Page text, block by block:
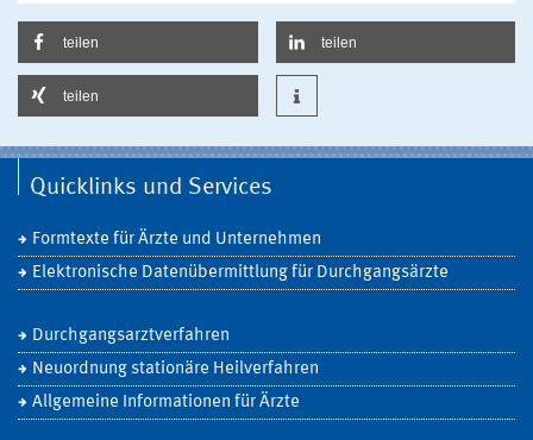
teilen teilen
teilen
Quicklinks und Services
Formtexte für Ärzte und Unternehmen
Elektronische Datenübermittlung für Durchgangsärzte
Durchgangsarztverfahren
Neuordnung stationäre Heilverfahren
Allgemeine Informationen für Ärzte